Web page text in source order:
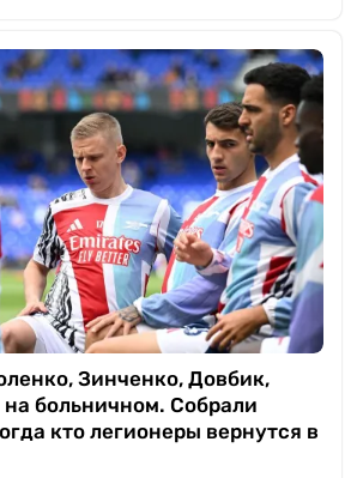
Зинченко, Довбик,
больничном. Собрали
кто легионеры вернутся в